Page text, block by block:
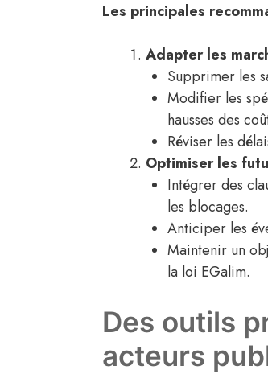
Les principales
Adapter les
Supprimer les
Modifier les
hausses des
Réviser les
Optimiser les
Intégrer des
les blocages.
Anticiper les
Maintenir un
la loi EGalim.
Des outils
acteurs